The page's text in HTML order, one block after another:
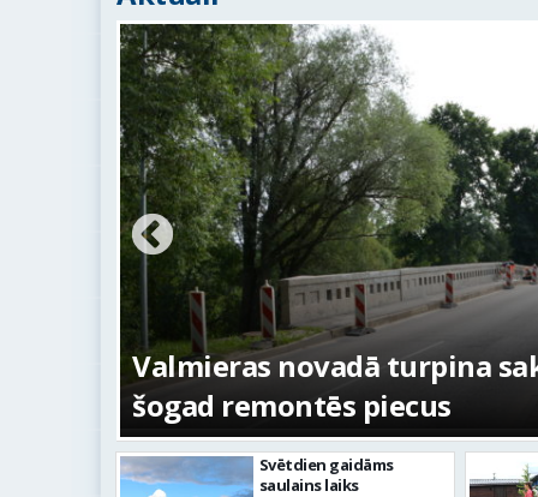
Valmieras novadā turpina
šogad remontēs piecus
Svētdien gaidāms
saulains laiks